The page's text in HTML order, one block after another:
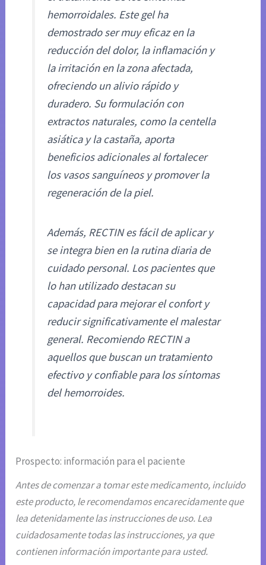
hemorroidales. Este gel ha
demostrado ser muy eficaz en la
reducción del dolor, la inflamación y
la irritación en la zona afectada,
ofreciendo un alivio rápido y
duradero. Su formulación con
extractos naturales, como la centella
asiática y la castaña, aporta
beneficios adicionales al fortalecer
los vasos sanguíneos y promover la
regeneración de la piel.
Además, RECTIN es fácil de aplicar y
se integra bien en la rutina diaria de
cuidado personal. Los pacientes que
lo han utilizado destacan su
capacidad para mejorar el confort y
reducir significativamente el malestar
general. Recomiendo RECTIN a
aquellos que buscan un tratamiento
efectivo y confiable para los síntomas
del hemorroides.
Prospecto: información para el paciente
Antes de comenzar a tomar este medicamento, incluido
este producto, le recomendamos encarecidamente que
lea detenidamente las instrucciones de uso. Lea
cuidadosamente todas las instrucciones, ya que
contienen información importante para usted.